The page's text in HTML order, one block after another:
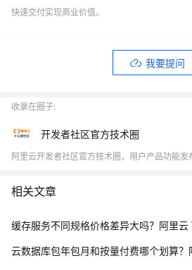
快速交付实现商业价值。
我要提问
收录在圈子:
开发者社区官方技术圈
阿里云开发者社区官方技术圈，用户产品功能发
相关文章